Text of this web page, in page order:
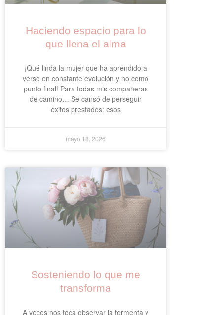
Haciendo espacio para lo
que llena el alma
¡Qué linda la mujer que ha aprendido a
verse en constante evolución y no como
punto final! Para todas mis compañeras
de camino… Se cansó de perseguir
éxitos prestados: esos
mayo 18, 2026
Sosteniendo lo que me
transforma
A veces nos toca observar la tormenta y